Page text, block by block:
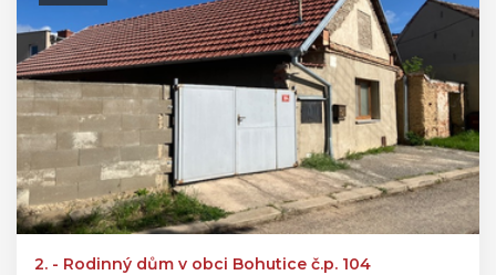
2. - Rodinný dům v obci Bohutice č.p. 104